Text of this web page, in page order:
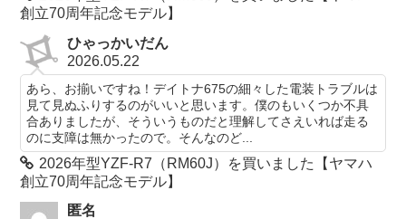
創立70周年記念モデル】
ひゃっかいだん
2026.05.22
あら、お揃いですね！デイトナ675の細々した電装トラブルは
見て見ぬふりするのがいいと思います。僕のもいくつか不具
合ありましたが、そういうものだと理解してさえいれば走る
のに支障は無かったので。そんなのど...
2026年型YZF-R7（RM60J）を買いました【ヤマハ
創立70周年記念モデル】
匿名